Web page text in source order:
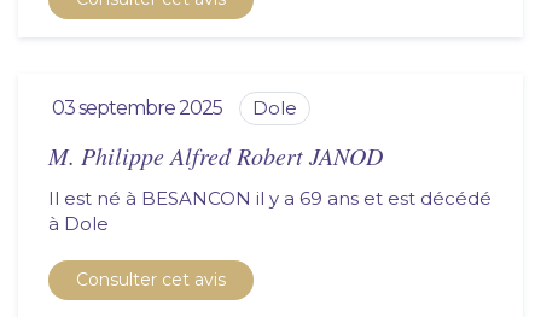
03 septembre 2025 dole
M. Philippe Alfred Robert JANOD
Il est né à BESANCON il y a 69 ans et est décédé
à
dole
Consulter cet avis